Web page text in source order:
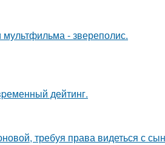
мультфильма - звереполис.
дейтинг.
требуя права видеться с